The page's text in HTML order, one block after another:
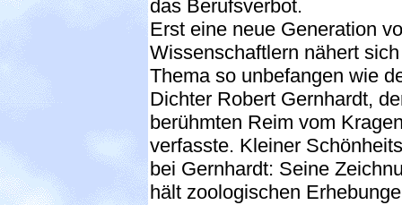
das Berufsverbot.
Erst eine neue Generation
Wissenschaftlern nähert
Thema so unbefangen wie
Dichter Robert Gernhardt,
berühmten Reim vom
verfasste. Kleiner
bei Gernhardt: Seine
hält zoologischen